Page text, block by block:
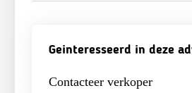
Geinteresseerd in deze
Contacteer verkoper